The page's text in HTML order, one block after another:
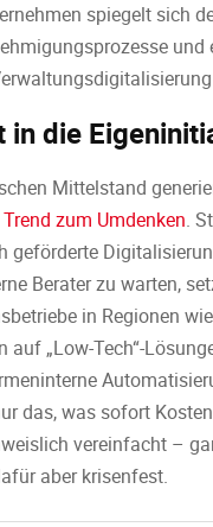
spiegelt sich
und
in die
Mittelstand
Trend zum Umdenken.
geförderte
Berater zu warten,
in Regionen
auf „Low-Tech“-
das, was sofort
vereinfacht –
aber krisenfest.